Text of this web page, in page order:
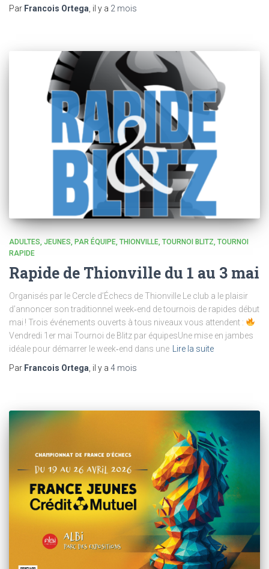
Par Francois Ortega , il y a 2 mois
ADULTES JEUNES PAR ÉQUIPE THIONVILLE TOURNOI BLITZ TOURNOI
RAPIDE
Rapide de Thionville du 1 au 3 mai
Organisés par le Cercle d’Échecs de Thionville Le club a le plaisir
d’annoncer son traditionnel week‑end de tournois de rapides début
mai ! Trois événements ouverts à tous niveaux vous attendent :
Vendredi 1er mai Tournoi de Blitz par équipesUne mise en jambes
idéale pour démarrer le week‑end dans une Lire la suite
Par Francois Ortega , il y a 4 mois